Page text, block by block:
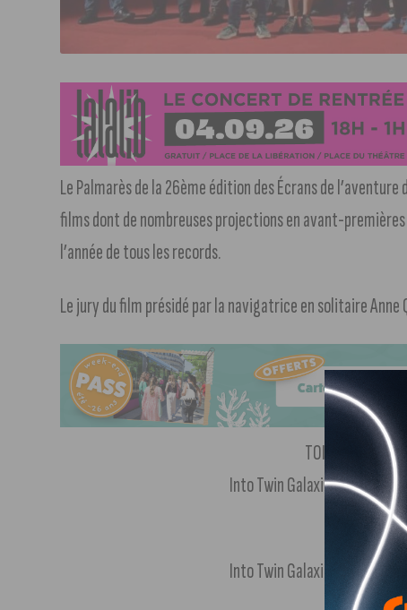
Le Palmarès de la 26ème édition des Écrans de
films dont de nombreuses projections en avant-
l’année de tous les records.
Le jury du film présidé par la navigatrice en solitaire Anne
TOISON D’OR
Into Twin Galaxies – A
PRIX
Into Twin Galaxies – A